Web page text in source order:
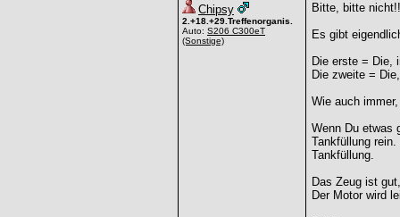
Chipsy
2.+18.+29.Treffenorganis.
Auto: S206 C300eT
(Sonstige)
Bitte, bitte
Es gibt
Die erste = Die,
Die zweite =
Wie auch
Wenn Du etwas
Tankfüllung
Tankfüllung.
Das Zeug ist
Der Motor wird